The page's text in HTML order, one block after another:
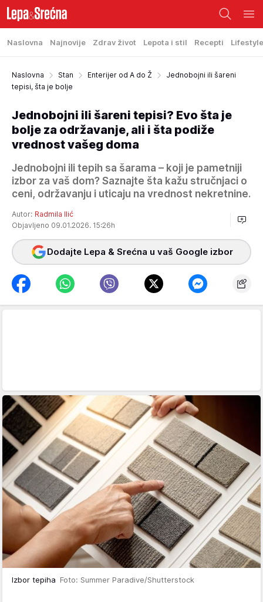
Naslovna Najnovije Zdrav život Lepota i stil Recepti Lifestyle
Naslovna Stan Enterijer od A do Ž
Jednobojni ili šareni
tepisi, šta je bolje
Jednobojni ili šareni tepisi? Evo šta je
bolje za održavanje, ali i šta podiže
vrednost vašeg doma
Jednobojni ili tepih sa šarama – koji je pametniji
izbor za vaš dom? Saznajte šta kažu stručnjaci o
ceni, održavanju i uticaju na vrednost nekretnine.
Autor: Radmila Ilić
Objavljeno 09.01.2026. 15:26h
Dodajte Lepa & Srećna u vaš Google izbor
Izbor tepiha Foto: Summer Paradive/Shutterstock